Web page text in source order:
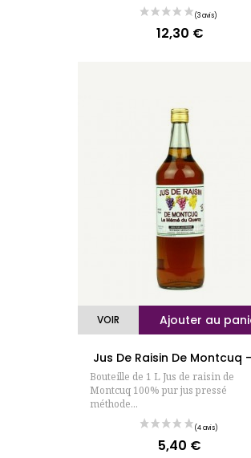
Prix
12,30 €
Ajouter au
VOIR
Jus De Raisin De Montcuq -
Bouteille de 1 L Jus de raisin de
Montcuq 100% pur jus pressé
méthode...
Prix
5,40 €